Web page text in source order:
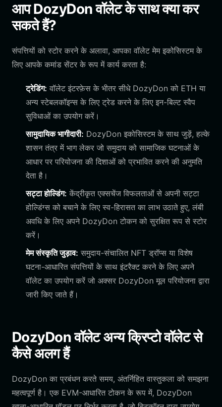
आप DozyDon वॉलेट के साथ क्या कर
सकते हैं?
संपत्तियों को स्टोर करने के अलावा, आपका वॉलेट मेम इकोसिस्टम के
लिए आपके कमांड सेंटर के रूप में कार्य करता है:
ट्रेडिंग: वॉलेट इंटरफ़ेस के भीतर सीधे DozyDon को ETH या
अन्य स्टेबलकॉइन्स के लिए ट्रेड करने के लिए इन-बिल्ट स्वैप
सुविधाओं का उपयोग करें।
सामुदायिक भागीदारी: DozyDon इकोसिस्टम के साथ जुड़ें, हल्के
शासन तंत्र में भाग लेकर जो समुदाय को सामाजिक घटनाओं के
आधार पर परियोजना की दिशाओं को प्रभावित करने की अनुमति
देता है।
सट्टा होल्डिंग: केंद्रीकृत एक्सचेंज विफलताओं से अपनी सट्टा
होल्डिंग्स को बचाने के लिए स्व-हिरासत का लाभ उठाते हुए, लंबी
अवधि के लिए अपने DozyDon टोकन को सुरक्षित रूप से स्टोर
करें।
मेम संस्कृति जुड़ाव: समुदाय-संचालित NFT ड्रॉप्स या विशेष
घटना-आधारित संपत्तियों के साथ इंटरैक्ट करने के लिए अपने
वॉलेट का उपयोग करें जो अक्सर DozyDon मूल परियोजना द्वारा
जारी किए जाते हैं।
DozyDon वॉलेट अन्य क्रिप्टो वॉलेट से
कैसे अलग हैं
DozyDon का प्रबंधन करते समय, अंतर्निहित वास्तुकला को समझना
महत्वपूर्ण है। एक EVM-आधारित टोकन के रूप में, DozyDon